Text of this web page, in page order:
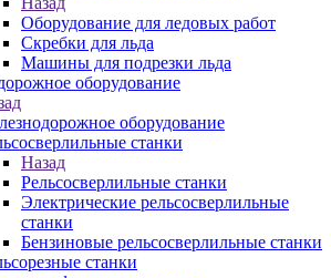
Оборудование для ледовых работ
Скребки для льда
Машины для подрезки льда
оборудование
оборудование
станки
Назад
Рельсосверлильные станки
Электрические рельсосверлильные
станки
Бензиновые рельсосверлильные станки
станки